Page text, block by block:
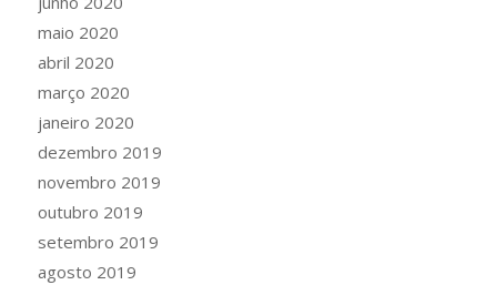
maio 2020
abril 2020
março 2020
janeiro 2020
dezembro 2019
novembro 2019
outubro 2019
setembro 2019
agosto 2019